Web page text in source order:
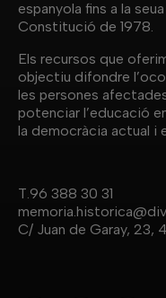
“flotant” d’entre
a finals de 1939
d’Albatera, la
12.000-15.000
situació es va
tots ells.
desmantellat
material gràfic,
estudis sobre el
divulgació i
espanyola fins a la
Constitució de 1978.
Els recursos que
objectiu difondre
les persones
potenciar l’educació
la democràcia actual i
T.96 388 30 31
C/ Juan de Garay, 23,